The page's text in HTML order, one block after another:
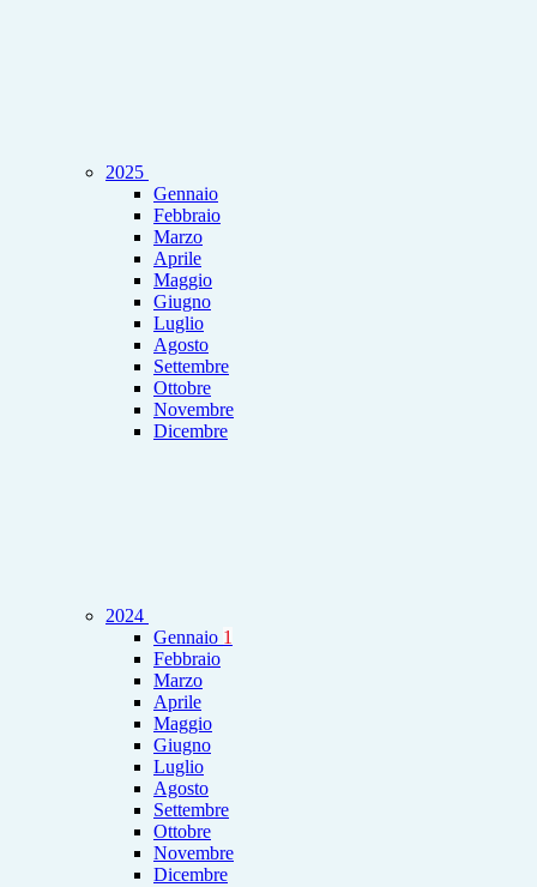
2025
Gennaio
Febbraio
Marzo
Aprile
Maggio
Giugno
Luglio
Agosto
Settembre
Ottobre
Novembre
Dicembre
2024
Gennaio 1
Febbraio
Marzo
Aprile
Maggio
Giugno
Luglio
Agosto
Settembre
Ottobre
Novembre
Dicembre